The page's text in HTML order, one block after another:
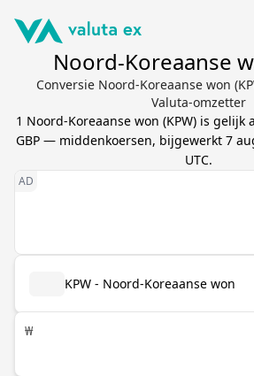
Noord-Koreaanse
Conversie Noord-Koreaanse won
Valuta-omzetter
1 Noord-Koreaanse won (KPW) is gelijk
GBP— middenkoersen, bijgewerkt 7
UTC.
KPW - Noord-Koreaanse won
₩